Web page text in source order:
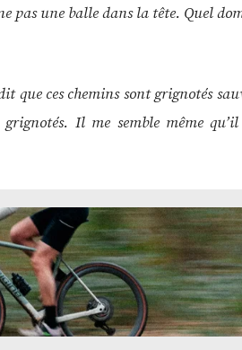
pas une balle dans la tête. Quel
que ces chemins sont grignotés
Il me semble même